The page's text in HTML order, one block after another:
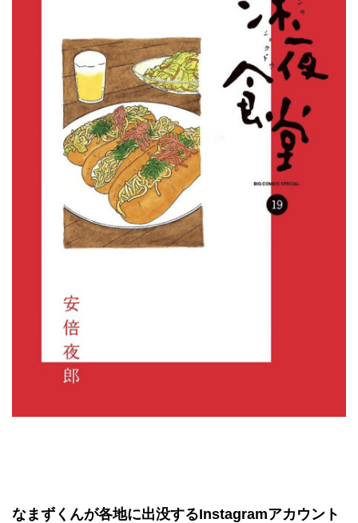
なまずくんが各地に出没するInstagramアカウント